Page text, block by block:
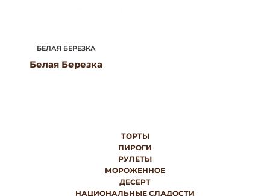
БЕЛАЯ БЕРЕЗКА
Белая Березка
ТОРТЫ
ПИРОГИ
РУЛЕТЫ
МОРОЖЕННОЕ
ДЕСЕРТ
НАЦИОНАЛЬНЫЕ СЛАДОСТИ